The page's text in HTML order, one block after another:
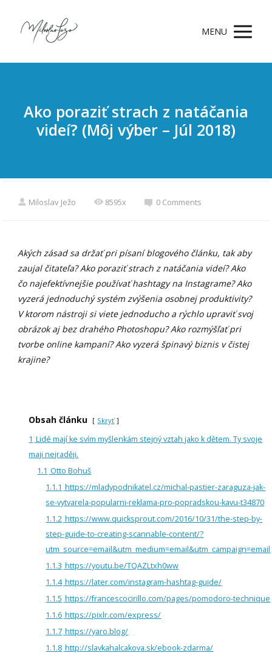
MENU
Ako poraziť strach z natáčania
videí? (Môj výber – Júl 2018)
Miloslav Ježo 8595x 0 Comments
Akých zásad sa držať pri písaní blogového článku, tak aby
zaujal čitateľa? Ako poraziť strach z natáčania videí? Ako
čo najefektívnejšie používať hashtagy na Instagrame? Ako
vyzerá jednoduchý systém zvýšenia osobnej produktivity?
V ktorom nástroji si viete jednoducho a rýchlo upraviť svoj
obrázok aj bez drahého Photoshopu? Ako rozmýšľať pri
tvorbe online kampaní? Ako vyzerá špinavý biznis v čistej
krajine?
Obsah článku Skryť
1 Lidé mají ke svím myšlenkám stejný vztah jako k dětem. Ty svoje
maji nejraději.
1.1 Otto Bohuš
1.1.1 https://mladypodnikatel.cz/michal-pastier-zaraguza-jak-
se-vytvarela-popularni-reklama-pro-popradskou-kavu-t34870
1.1.2 https://www.quicksprout.com/2016/10/31/the-step-by-
step-guide-to-creating-scannable-content/?
utm_source=email&utm_medium=email&utm_campaign=email
1.1.3 https://youtu.be/TQAZLtxh0ww
1.1.4 https://later.com/instagram-hashtag-guide/
1.1.5 https://francescocirillo.com/pages/pomodoro-technique
1.1.6 https://pixlr.com/express/
1.1.7 https://yaro.blog/
1.1.8 http://slavkahalcakova.sk/ebook-zdarma/